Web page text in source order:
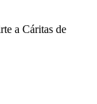
a Cáritas de